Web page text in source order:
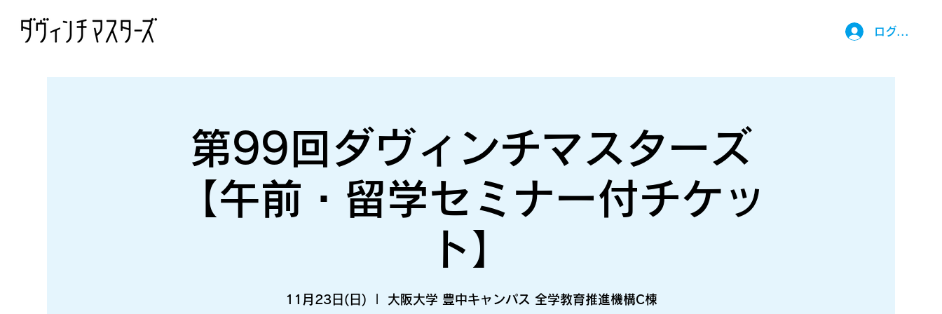
第99回ダヴィンチマスターズ
【午前・留学セミナー付チケッ
ト】
11月23日(日) 大阪大学 豊中キャンパス 全学教育推進機構C棟
ログイン